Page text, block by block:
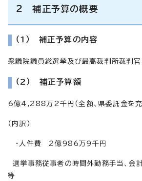
2 補正予算の概要
（1） 補正予算の内容
衆議院議員総選挙及び最高裁判所裁判
（2） 補正予算額
6億4,288万2千円（全額、県委託金を充
（内訳）
・人件費 2億986万9千円
選挙事務従事者の時間外勤務手当、会
等